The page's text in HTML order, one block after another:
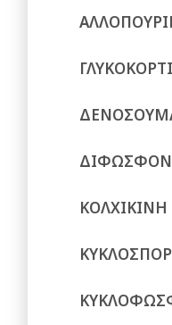
ΚΟΛΧΙΚΙΝΗ